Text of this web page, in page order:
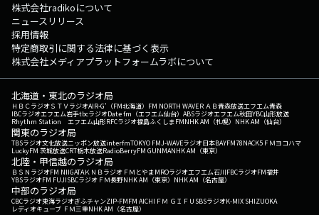
株式会社radikoについて
ニュースリリース
採用情報
特定商取引に関する法律に基づく表示
株式会社メディアプラットフォームラボについて
北海道・東北のラジオ局
ＨＢＣラジオＳＴＶラジオAIR-G'（FM北海道） FM NORTH WAVEＲＡＢ青森放送エフエム青森
IBCラジオエフエム岩手tbcラジオDate fm（エフエム仙台） ABSラジオエフエム秋田YBC山形放送
Rhythm Station エフエム山形RFCラジオ福島ふくしまFMNHK AM（札幌） NHK AM（仙台）
関東のラジオ局
TBSラジオ文化放送ニッポン放送interfmTOKYO FMJ-WAVEラジオ日本BAYFM78NACK5 ＦＭヨコハマ
LuckyFM 茨城放送CRT栃木放送RadioBerryFM GUNMANHK AM（東京）
北陸・甲信越のラジオ局
ＢＳＮラジオFM NIIGATAＫＮＢラジオ ＦＭとやまMROラジオエフエム石川FBCラジオFM福井
YBSラジオFM FUJISBCラジオ ＦＭ長野NHK AM（東京） NHK AM（名古屋）
中部のラジオ局
CBCラジオ東海ラジオぎふチャンZIP-FMFM AICHI ＦＭ ＧＩＦＵ SBSラジオK-MIX SHIZUOKA
レディオキューブ ＦＭ三重NHK AM（名古屋）